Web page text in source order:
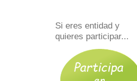
Si eres entidad y
quieres participar...